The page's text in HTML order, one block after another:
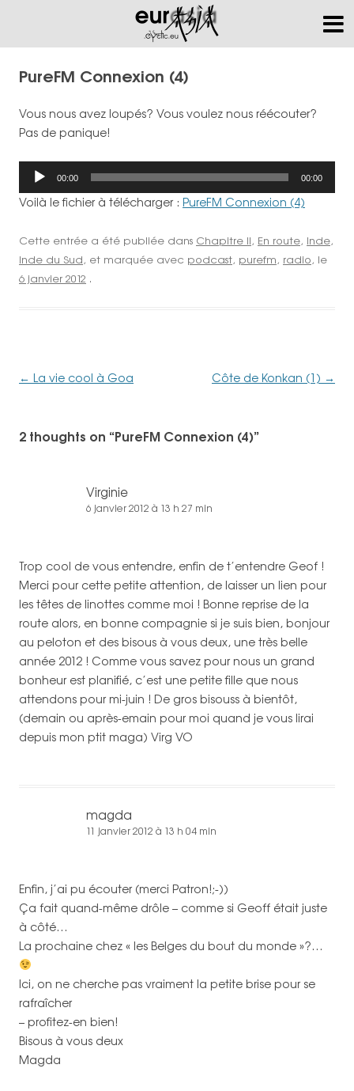
PureFM Connexion (4)
Vous nous avez loupés? Vous voulez nous réécouter?
Pas de panique!
Lecteur
00:00 00:00
Voilà le fichier à télécharger : PureFM Connexion (4)
Cette entrée a été publiée dans Chapitre II, En route, Inde,
Inde du Sud, et marquée avec podcast, purefm, radio, le
6 janvier 2012 .
Navigation
← La vie cool à Goa Côte de Konkan (1) →
2 thoughts on “PureFM Connexion (4)”
Virginie
6 janvier 2012 à 13 h 27 min
Trop cool de vous entendre, enfin de t’entendre Geof !
Merci pour cette petite attention, de laisser un lien pour
les têtes de linottes comme moi ! Bonne reprise de la
route alors, en bonne compagnie si je suis bien, bonjour
au peloton et des bisous à vous deux, une très belle
année 2012 ! Comme vous savez pour nous un grand
bonheur est planifié, c’est une petite fille que nous
attendons pour mi-juin ! De gros bisouss à bientôt,
(demain ou après-emain pour moi quand je vous lirai
depuis mon ptit maga) Virg VO
magda
11 janvier 2012 à 13 h 04 min
Enfin, j’ai pu écouter (merci Patron!;-))
Ça fait quand-même drôle – comme si Geoff était juste
à côté…
La prochaine chez « les Belges du bout du monde »?…
Ici, on ne cherche pas vraiment la petite brise pour se
rafraîcher
– profitez-en bien!
Bisous à vous deux
Magda